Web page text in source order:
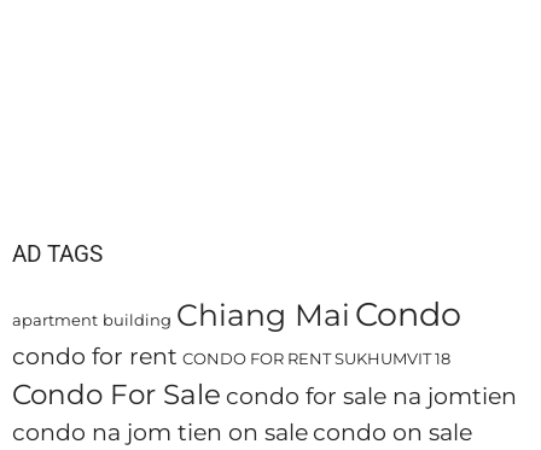
AD TAGS
apartment building Chiang Mai Condo
condo for rent CONDO FOR RENT SUKHUMVIT 18
Condo For Sale condo for sale na jomtien
condo na jom tien on sale condo on sale